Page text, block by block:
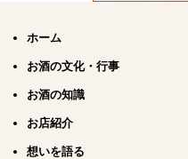
ホーム
お酒の文化・行事
お酒の知識
お店紹介
想いを語る